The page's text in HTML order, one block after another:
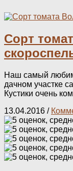
Сорт
Наш самый
дачном участке
Кустики очень
13.04.2016 /